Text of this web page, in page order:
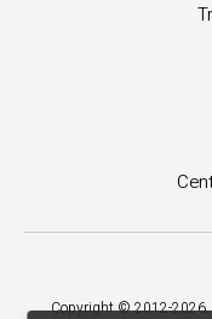
Copyright © 2012-2026.